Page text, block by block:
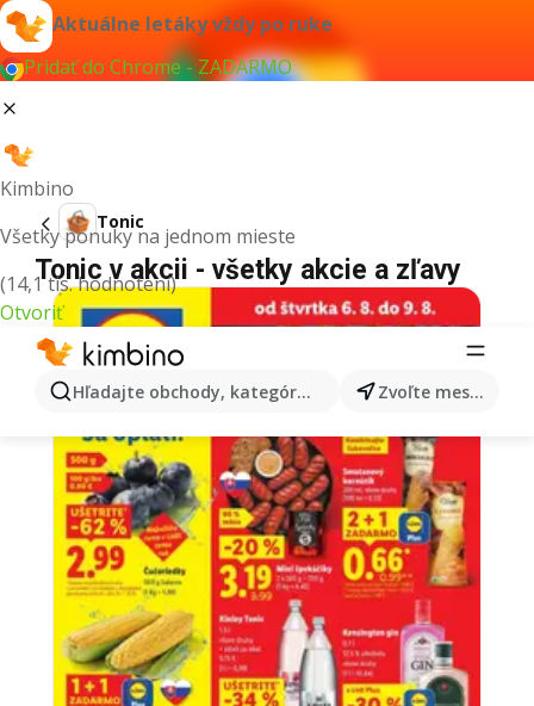
Aktuálne letáky vždy po ruke
Pridať do Chrome - ZADARMO
Kimbino
Všetky ponuky na jednom mieste
(14,1 tis. hodnotení)
Otvoriť
Hľadajte obchody, kategórie, produkty... Zvoľte mesto
Tonic
Tonic v akcii - všetky akcie a zľavy